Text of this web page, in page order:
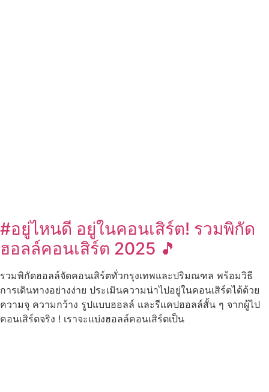
#อยู่ไหนดี อยู่ในคอนเสิร์ต! รวมพิกัด
ฮอลล์คอนเสิร์ต 2025 🎵
รวมพิกัดฮอลล์จัดคอนเสิร์ตทั่วกรุงเทพและปริมณฑล พร้อมวิธี
การเดินทางอย่างง่าย ประเมินความน่าไปอยู่ในคอนเสิร์ตได้ด้วย
ความจุ ความกว้าง รูปแบบฮอลล์ และรีแคปฮอลล์สั้น ๆ จากผู้ไป
คอนเสิร์ตจริง ! เราจะแบ่งฮอลล์คอนเสิร์ตเป็น